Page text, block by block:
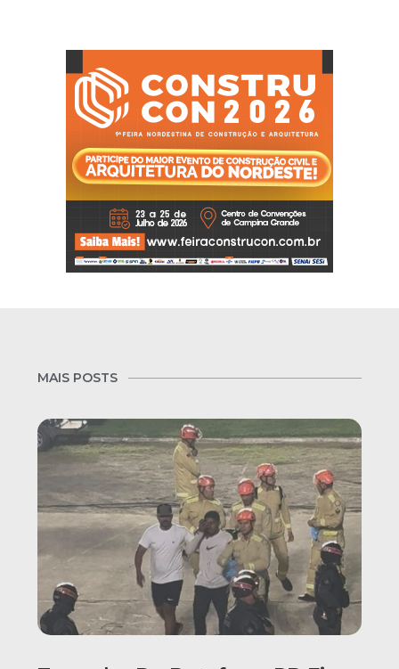
MAIS POSTS